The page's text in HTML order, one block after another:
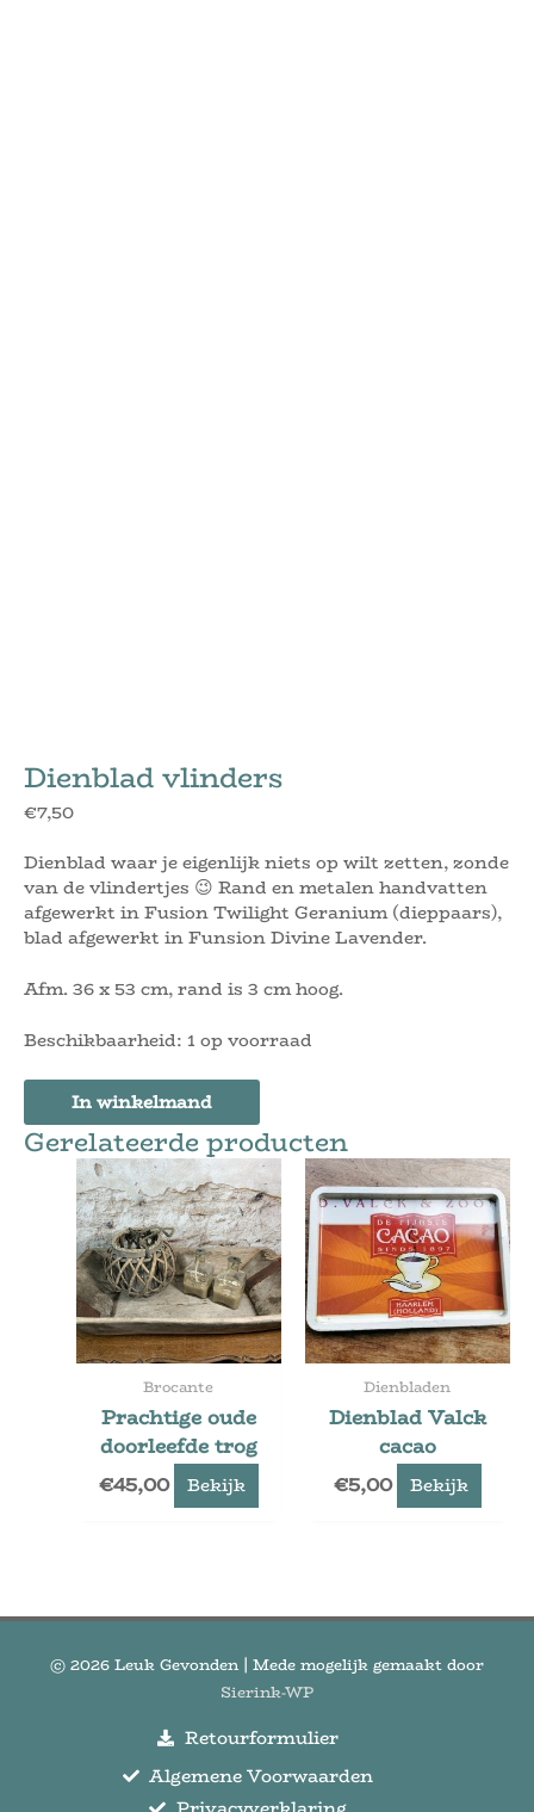
Dienblad vlinders
€7,50
Dienblad waar je eigenlijk niets op wilt zetten, zonde
van de vlindertjes 😉 Rand en metalen handvatten
afgewerkt in Fusion Twilight Geranium (dieppaars),
blad afgewerkt in Funsion Divine Lavender.
Afm. 36 x 53 cm, rand is 3 cm hoog.
Beschikbaarheid: 1 op voorraad
In winkelmand
Gerelateerde producten
Brocante
Prachtige oude
doorleefde trog
€45,00 Bekijk
Dienbladen
Dienblad Valck
cacao
€5,00 Bekijk
© 2026 Leuk Gevonden | Mede mogelijk gemaakt door
Sierink-WP
Retourformulier
Algemene Voorwaarden